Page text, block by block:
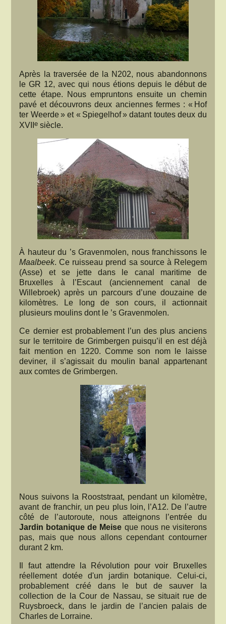
Après la traversée de la N202, nous abandonnons
le GR 12, avec qui nous étions depuis le début de
cette étape. Nous empruntons ensuite un chemin
pavé et découvrons deux anciennes fermes : « Hof
ter Weerde » et « Spiegelhof » datant toutes deux du
XVIIe siècle.
À hauteur du ’s Gravenmolen, nous franchissons le
Maalbeek. Ce ruisseau prend sa source à Relegem
(Asse) et se jette dans le canal maritime de
Bruxelles à l’Escaut (anciennement canal de
Willebroek) après un parcours d’une douzaine de
kilomètres. Le long de son cours, il actionnait
plusieurs moulins dont le ’s Gravenmolen.
Ce dernier est probablement l’un des plus anciens
sur le territoire de Grimbergen puisqu’il en est déjà
fait mention en 1220. Comme son nom le laisse
deviner, il s’agissait du moulin banal appartenant
aux comtes de Grimbergen.
Nous suivons la Rooststraat, pendant un kilomètre,
avant de franchir, un peu plus loin, l’A12. De l’autre
côté de l’autoroute, nous atteignons l’entrée du
Jardin botanique de Meise que nous ne visiterons
pas, mais que nous allons cependant contourner
durant 2 km.
Il faut attendre la Révolution pour voir Bruxelles
réellement dotée d'un jardin botanique. Celui-ci,
probablement créé dans le but de sauver la
collection de la Cour de Nassau, se situait rue de
Ruysbroeck, dans le jardin de l’ancien palais de
Charles de Lorraine.